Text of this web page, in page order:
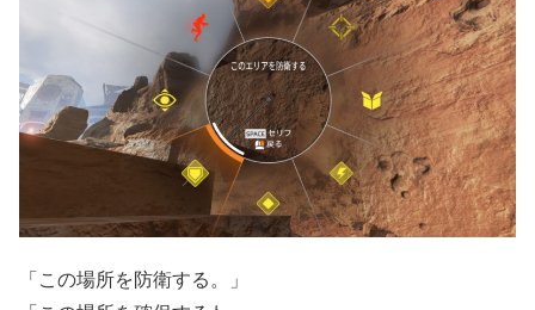
「この場所を防衛する。」